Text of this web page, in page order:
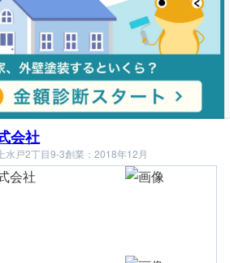
会社
水戸2丁目9-3創業：2018年12月